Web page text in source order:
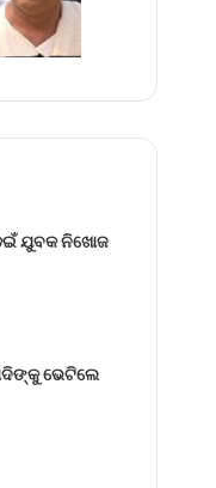
ଯୁବକ ନିଖୋଜ
ଭେଟିଲେ